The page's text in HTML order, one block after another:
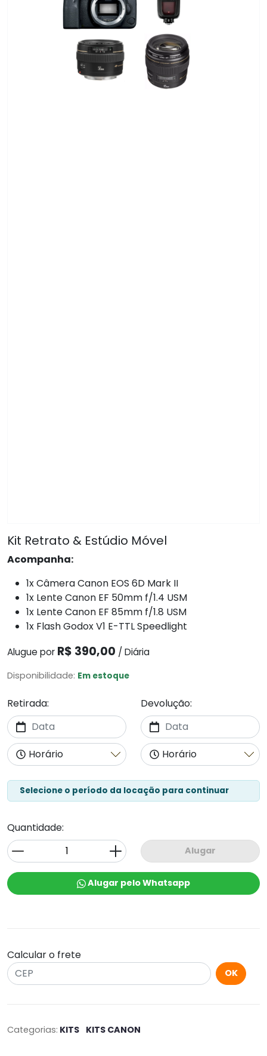
Kit Retrato & Estúdio Móvel
Acompanha:
1x Câmera Canon EOS 6D Mark II
1x Lente Canon EF 50mm f/1.4 USM
1x Lente Canon EF 85mm f/1.8 USM
1x Flash Godox V1 E-TTL Speedlight
Alugue por R$ 390,00 / Diária
Disponibilidade: Em estoque
Retirada: Devolução:
Selecione o período da locação para continuar
Quantidade:
Alugar
Alugar pelo Whatsapp
Calcular o frete
OK
Categorias: KITS KITS CANON